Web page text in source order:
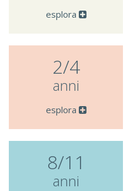
esplora
2/4
anni
esplora
8/11
anni